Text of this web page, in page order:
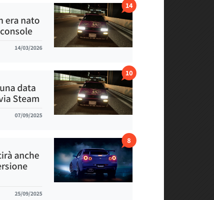
era nato
14/03/2026
14
data
Steam
07/09/2025
10
anche
25/09/2025
8